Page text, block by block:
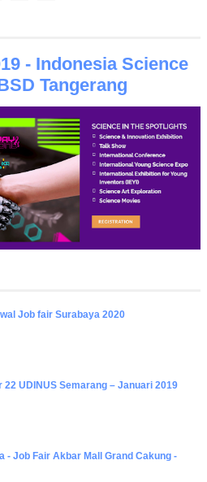
- Indonesia Science
Tangerang
Job fair Surabaya 2020
22 UDINUS Semarang – Januari 2019
- Job Fair ​Akbar ​Mall Grand Cakung -